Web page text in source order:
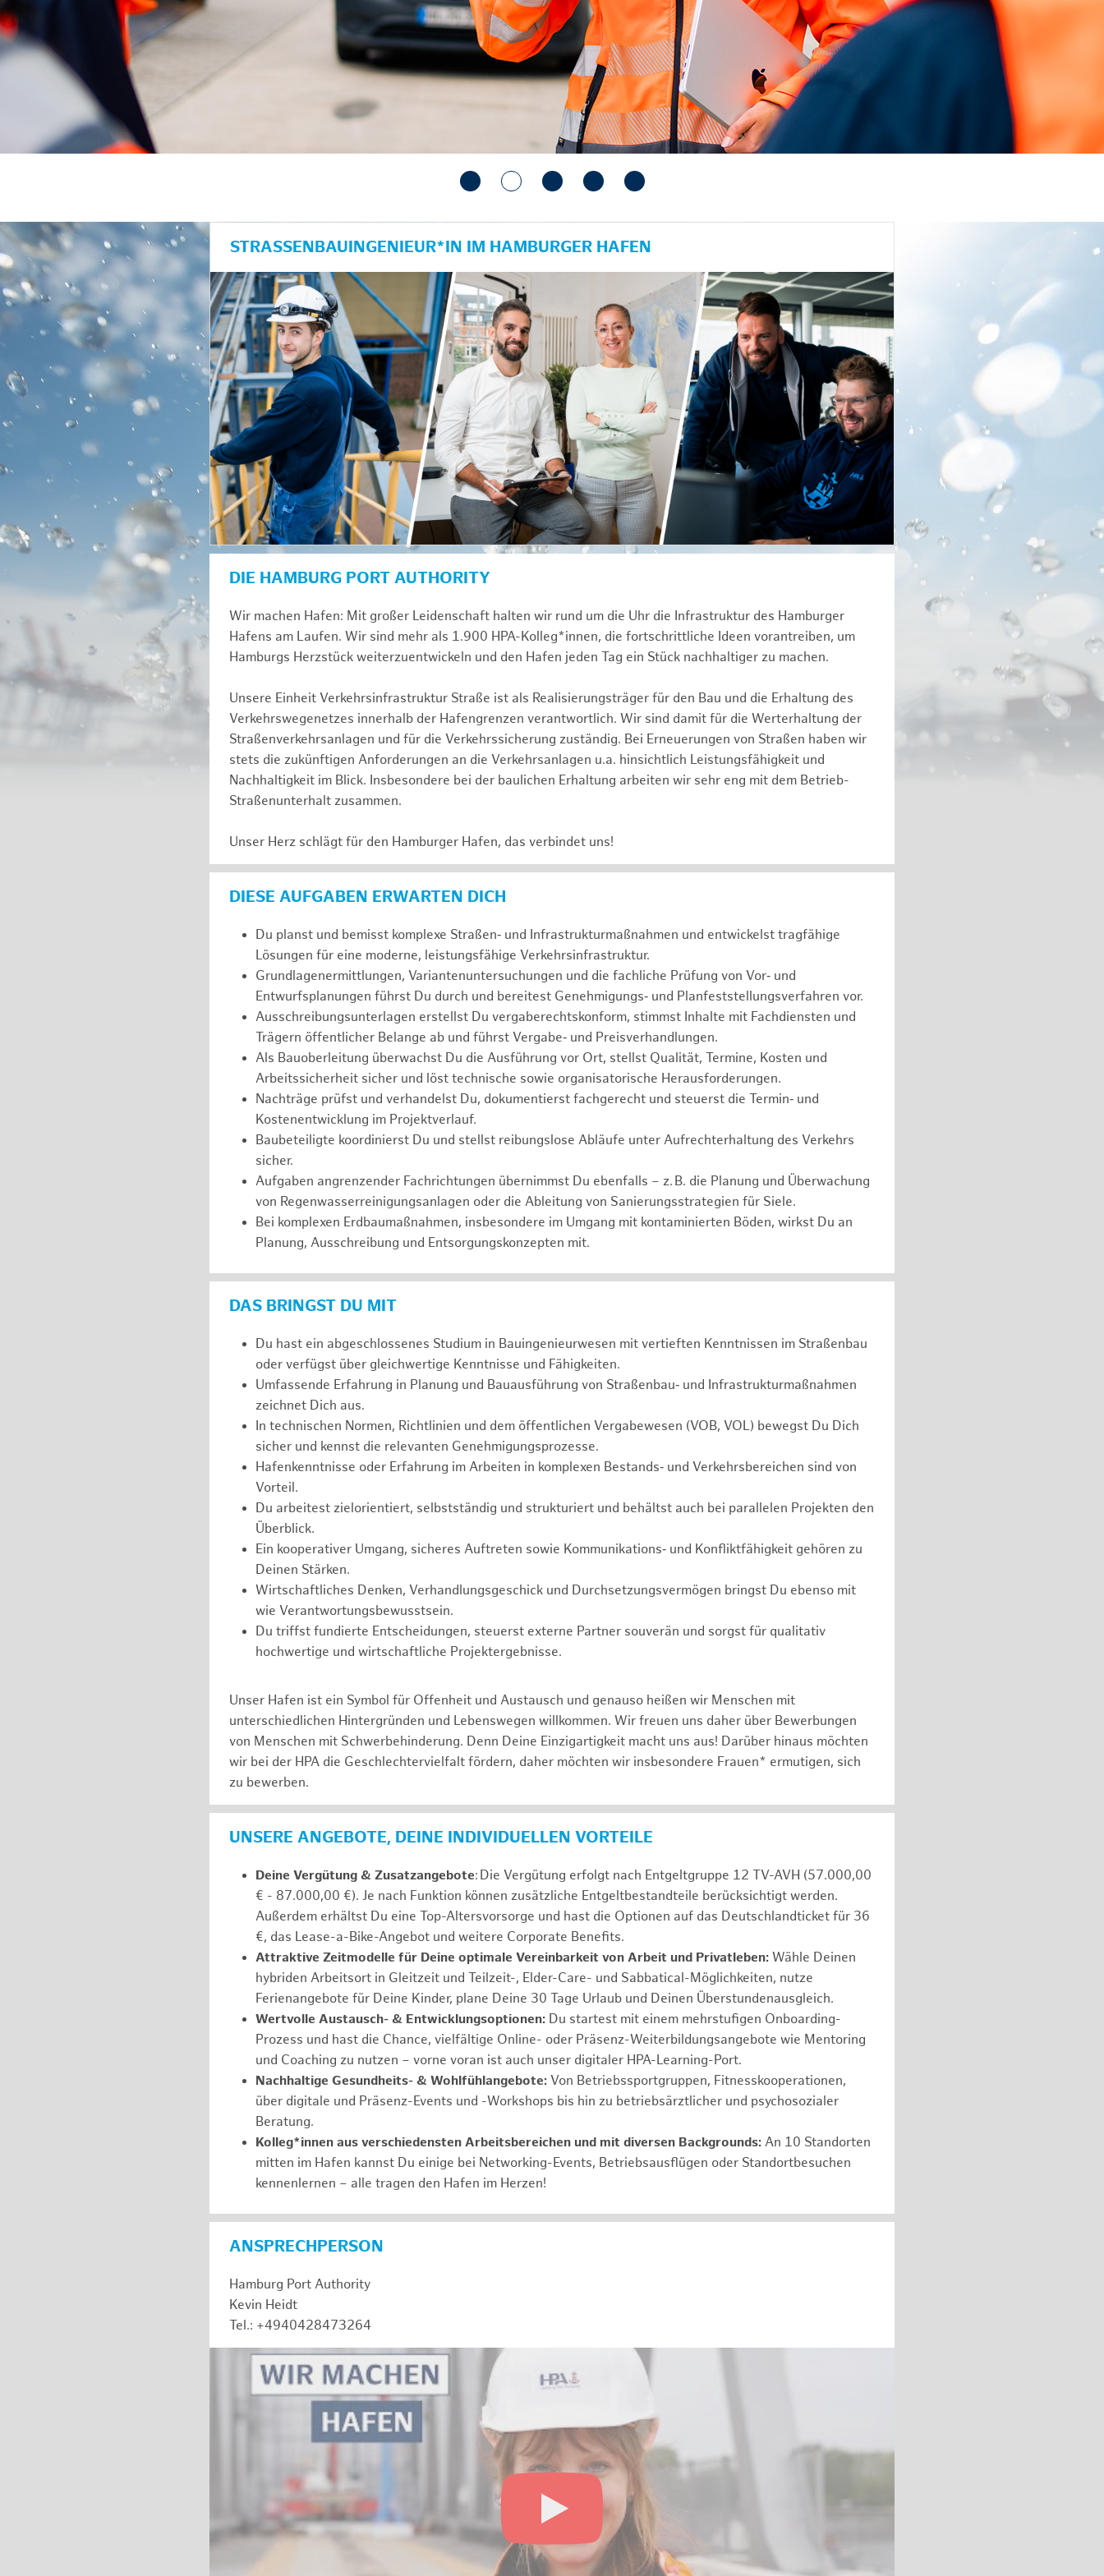
anzeigen/schließen
STRASSENBAUINGENIEUR*IN IM HAMBURGER HAFEN
DIE HAMBURG PORT AUTHORITY
Wir machen Hafen: Mit großer Leidenschaft halten wir rund um die Uhr die Infrastruktur des Hamburger
Hafens am Laufen. Wir sind mehr als 1.900 HPA-Kolleg*innen, die fortschrittliche Ideen vorantreiben, um
Hamburgs Herzstück weiterzuentwickeln und den Hafen jeden Tag ein Stück nachhaltiger zu machen.
Unsere Einheit Verkehrsinfrastruktur Straße ist als Realisierungsträger für den Bau und die Erhaltung des
Verkehrswegenetzes innerhalb der Hafengrenzen verantwortlich. Wir sind damit für die Werterhaltung der
Straßenverkehrsanlagen und für die Verkehrssicherung zuständig. Bei Erneuerungen von Straßen haben wir
stets die zukünftigen Anforderungen an die Verkehrsanlagen u.a. hinsichtlich Leistungsfähigkeit und
Nachhaltigkeit im Blick. Insbesondere bei der baulichen Erhaltung arbeiten wir sehr eng mit dem Betrieb-
Straßenunterhalt zusammen.
Unser Herz schlägt für den Hamburger Hafen, das verbindet uns!
DIESE AUFGABEN ERWARTEN DICH
Du planst und bemisst komplexe Straßen‑ und Infrastrukturmaßnahmen und entwickelst tragfähige
Lösungen für eine moderne, leistungsfähige Verkehrsinfrastruktur.
Grundlagenermittlungen, Variantenuntersuchungen und die fachliche Prüfung von Vor‑ und
Entwurfsplanungen führst Du durch und bereitest Genehmigungs‑ und Planfeststellungsverfahren vor.
Ausschreibungsunterlagen erstellst Du vergaberechtskonform, stimmst Inhalte mit Fachdiensten und
Trägern öffentlicher Belange ab und führst Vergabe‑ und Preisverhandlungen.
Als Bauoberleitung überwachst Du die Ausführung vor Ort, stellst Qualität, Termine, Kosten und
Arbeitssicherheit sicher und löst technische sowie organisatorische Herausforderungen.
Nachträge prüfst und verhandelst Du, dokumentierst fachgerecht und steuerst die Termin‑ und
Kostenentwicklung im Projektverlauf.
Baubeteiligte koordinierst Du und stellst reibungslose Abläufe unter Aufrechterhaltung des Verkehrs
sicher.
Aufgaben angrenzender Fachrichtungen übernimmst Du ebenfalls – z. B. die Planung und Überwachung
von Regenwasserreinigungsanlagen oder die Ableitung von Sanierungsstrategien für Siele.
Bei komplexen Erdbaumaßnahmen, insbesondere im Umgang mit kontaminierten Böden, wirkst Du an
Planung, Ausschreibung und Entsorgungskonzepten mit.
DAS BRINGST DU MIT
Du hast ein abgeschlossenes Studium in Bauingenieurwesen mit vertieften Kenntnissen im Straßenbau
oder verfügst über gleichwertige Kenntnisse und Fähigkeiten.
Umfassende Erfahrung in Planung und Bauausführung von Straßenbau‑ und Infrastrukturmaßnahmen
zeichnet Dich aus.
In technischen Normen, Richtlinien und dem öffentlichen Vergabewesen (VOB, VOL) bewegst Du Dich
sicher und kennst die relevanten Genehmigungsprozesse.
Hafenkenntnisse oder Erfahrung im Arbeiten in komplexen Bestands‑ und Verkehrsbereichen sind von
Vorteil.
Du arbeitest zielorientiert, selbstständig und strukturiert und behältst auch bei parallelen Projekten den
Überblick.
Ein kooperativer Umgang, sicheres Auftreten sowie Kommunikations‑ und Konfliktfähigkeit gehören zu
Deinen Stärken.
Wirtschaftliches Denken, Verhandlungsgeschick und Durchsetzungsvermögen bringst Du ebenso mit
wie Verantwortungsbewusstsein.
Du triffst fundierte Entscheidungen, steuerst externe Partner souverän und sorgst für qualitativ
hochwertige und wirtschaftliche Projektergebnisse.
Unser Hafen ist ein Symbol für Offenheit und Austausch und genauso heißen wir Menschen mit
unterschiedlichen Hintergründen und Lebenswegen willkommen. Wir freuen uns daher über Bewerbungen
von Menschen mit Schwerbehinderung. Denn Deine Einzigartigkeit macht uns aus! Darüber hinaus möchten
wir bei der HPA die Geschlechtervielfalt fördern, daher möchten wir insbesondere Frauen* ermutigen, sich
zu bewerben.
UNSERE ANGEBOTE, DEINE INDIVIDUELLEN VORTEILE
Deine Vergütung & Zusatzangebote: Die Vergütung erfolgt nach Entgeltgruppe 12 TV-AVH (57.000,00
€ - 87.000,00 €). Je nach Funktion können zusätzliche Entgeltbestandteile berücksichtigt werden.
Außerdem erhältst Du eine Top-Altersvorsorge und hast die Optionen auf das Deutschlandticket für 36
€, das Lease-a-Bike-Angebot und weitere Corporate Benefits.
Attraktive Zeitmodelle für Deine optimale Vereinbarkeit von Arbeit und Privatleben: Wähle Deinen
hybriden Arbeitsort in Gleitzeit und Teilzeit-, Elder-Care- und Sabbatical-Möglichkeiten, nutze
Ferienangebote für Deine Kinder, plane Deine 30 Tage Urlaub und Deinen Überstundenausgleich.
Wertvolle Austausch- & Entwicklungsoptionen: Du startest mit einem mehrstufigen Onboarding-
Prozess und hast die Chance, vielfältige Online- oder Präsenz-Weiterbildungsangebote wie Mentoring
und Coaching zu nutzen – vorne voran ist auch unser digitaler HPA-Learning-Port.
Nachhaltige Gesundheits- & Wohlfühlangebote: Von Betriebssportgruppen, Fitnesskooperationen,
über digitale und Präsenz-Events und -Workshops bis hin zu betriebsärztlicher und psychosozialer
Beratung.
Kolleg*innen aus verschiedensten Arbeitsbereichen und mit diversen Backgrounds: An 10 Standorten
mitten im Hafen kannst Du einige bei Networking-Events, Betriebsausflügen oder Standortbesuchen
kennenlernen – alle tragen den Hafen im Herzen!
ANSPRECHPERSON
Hamburg Port Authority
Kevin Heidt
Tel.: +4940428473264